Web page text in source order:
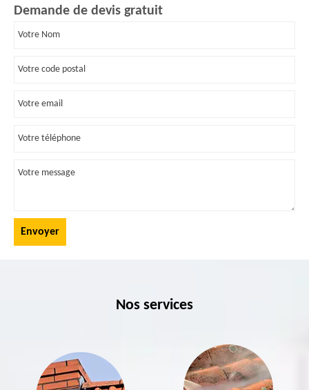
Demande de devis gratuit
Nos services